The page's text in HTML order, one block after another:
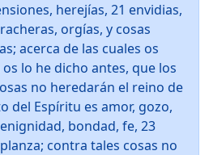
herejías, 21 envidias,
orgías, y cosas
acerca de las cuales os
lo he dicho antes, que los
no heredarán el reino de
del Espíritu es amor, gozo,
bondad, fe, 23
contra tales cosas no